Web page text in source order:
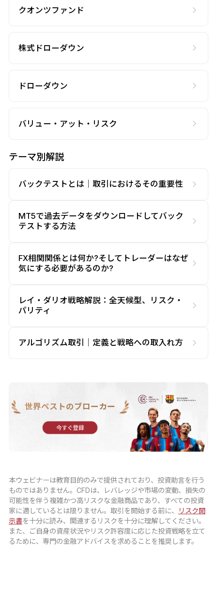
クオンツファンド
株式ドローダウン
ドローダウン
バリュー・アット・リスク
テーマ別解説
バックテストとは｜取引におけるその重要性
MT5で過去データをダウンロードしてバック
テストする方法
FX相関関係とは何か?そしてトレーダーはなぜ
気にする必要があるのか?
レイ・ダリオ戦略解説：全天候型、リスク・
パリティ
アルゴリズム取引｜定義と戦略への取入れ方
世界ベストのブローカー
今すぐ登録
本ウェビナーは教育目的のみで提供されており、投資助言を行う
ものではありません。CFDは、レバレッジや市場の変動、損失の
可能性を伴う複雑かつ高リスクな金融商品であり、すべての投資
家に適しているとは限りません。取引を開始する前に、
リスク開
示書を十分に読み、関連するリスクを十分に理解してください。
また、ご自身の資産状況やリスク許容度に応じた投資戦略を立て
るために、専門の金融アドバイスを求めることを推奨します。